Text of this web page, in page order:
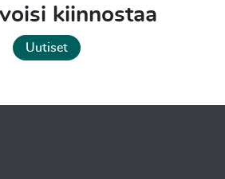
kiinnostaa
Uutiset